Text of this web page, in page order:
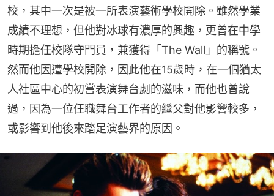
校，其中一次是被一所表演藝術學校開除。雖然學業
成績不理想，但他對冰球有濃厚的興趣，更曾在中學
時期擔任校隊守門員，兼獲得「The Wall」的稱號。
然而他因遭學校開除，因此他在15歲時，在一個猶太
人社區中心的初嘗表演舞台劇的滋味，而他也曾說
過，因為一位仼職舞台工作者的繼父對他影響較多，
或影響到他後來踏足演藝界的原因。